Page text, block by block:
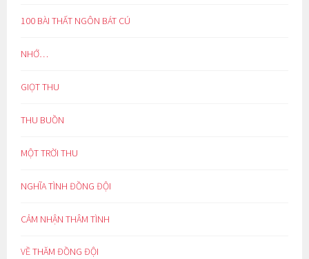
100 BÀI THẤT NGÔN BÁT CÚ
NHỚ…
GIỌT THU
THU BUỒN
MỘT TRỜI THU
NGHĨA TÌNH ĐỒNG ĐỘI
CẢM NHẬN THÂM TÌNH
VỀ THĂM ĐỒNG ĐỘI